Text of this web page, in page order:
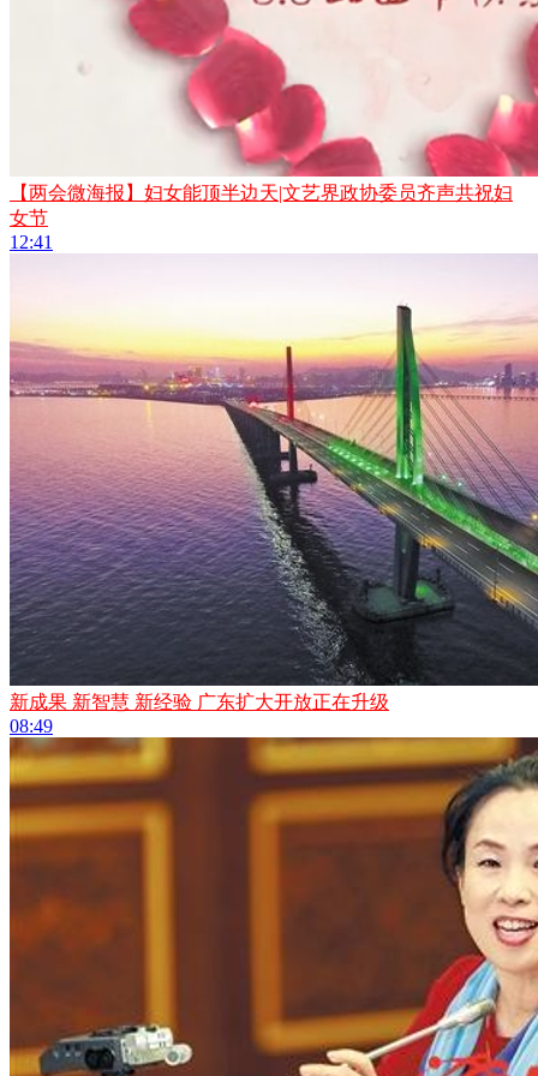
【两会微海报】妇女能顶半边天|文艺界政协委员齐声共祝妇
女节
12:41
新成果 新智慧 新经验 广东扩大开放正在升级
08:49